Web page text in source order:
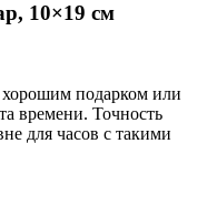
10×19 см
подарком или
времени. Точность
для часов с такими